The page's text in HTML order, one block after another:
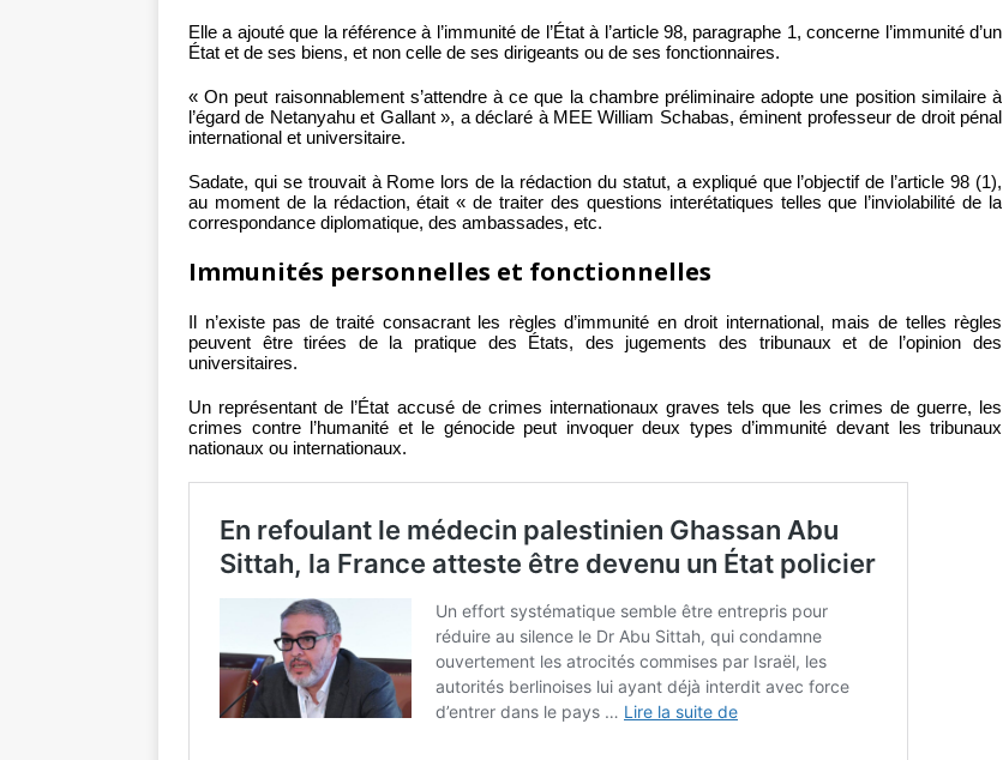
Elle a ajouté que la référence à l’immunité de l’État à l’article 98, paragraphe 1, concerne l’immunité d’un
État et de ses biens, et non celle de ses dirigeants ou de ses fonctionnaires.
« On peut raisonnablement s’attendre à ce que la chambre préliminaire adopte une position similaire à
l’égard de Netanyahu et Gallant », a déclaré à MEE William Schabas, éminent professeur de droit pénal
international et universitaire.
Sadate, qui se trouvait à Rome lors de la rédaction du statut, a expliqué que l’objectif de l’article 98 (1),
au moment de la rédaction, était « de traiter des questions interétatiques telles que l’inviolabilité de la
correspondance diplomatique, des ambassades, etc.
Immunités personnelles et fonctionnelles
Il n’existe pas de traité consacrant les règles d’immunité en droit international, mais de telles règles
peuvent être tirées de la pratique des États, des jugements des tribunaux et de l’opinion des
universitaires.
Un représentant de l’État accusé de crimes internationaux graves tels que les crimes de guerre, les
crimes contre l’humanité et le génocide peut invoquer deux types d’immunité devant les tribunaux
nationaux ou internationaux.